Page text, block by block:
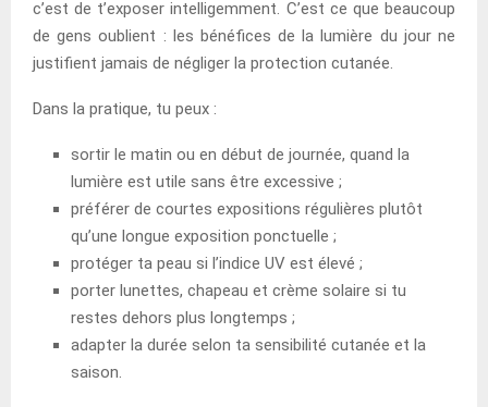
c’est de t’exposer intelligemment. C’est ce que beaucoup
de gens oublient : les bénéfices de la lumière du jour ne
justifient jamais de négliger la protection cutanée.
Dans la pratique, tu peux :
sortir le matin ou en début de journée, quand la
lumière est utile sans être excessive ;
préférer de courtes expositions régulières plutôt
qu’une longue exposition ponctuelle ;
protéger ta peau si l’indice UV est élevé ;
porter lunettes, chapeau et crème solaire si tu
restes dehors plus longtemps ;
adapter la durée selon ta sensibilité cutanée et la
saison.